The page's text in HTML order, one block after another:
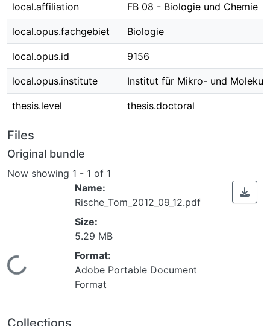
local.affiliation FB 08 - Biologie und Chemie
local.opus.fachgebiet Biologie
local.opus.id 9156
local.opus.institute Institut für Mikro- und
thesis.level thesis.doctoral
Files
Original bundle
Now showing 1 - 1 of 1
Loading...
Name:
Rische_Tom_2012_09_12.pdf
Size:
5.29 MB
Format:
Adobe Portable Document
Format
Collections